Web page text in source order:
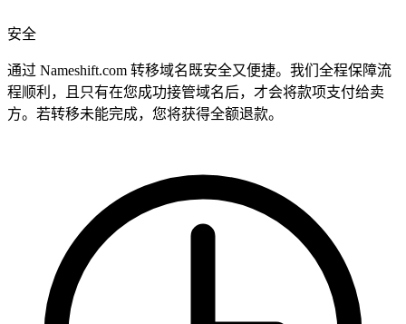
安全
通过 Nameshift.com 转移域名既安全又便捷。我们全程保障流
程顺利，且只有在您成功接管域名后，才会将款项支付给卖
方。若转移未能完成，您将获得全额退款。